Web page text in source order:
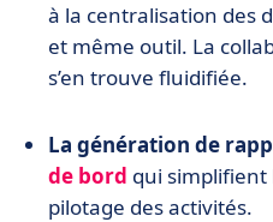
à la centralisation des
et même outil. La
s’en trouve fluidifiée.
La génération de
de bord qui simplifient
pilotage des activités.